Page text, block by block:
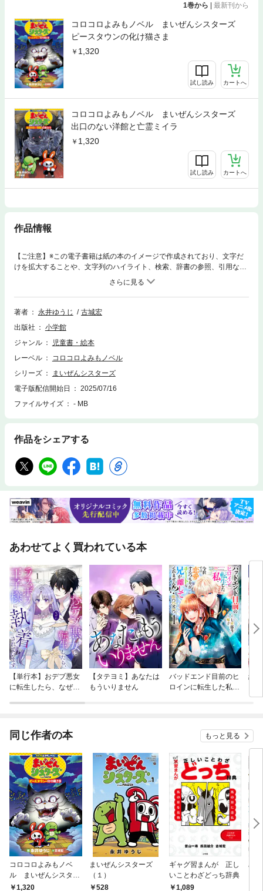
1巻から | 最新刊から
コロコロよみもノベル まいぜんシスターズ
ピースタウンの化け猫さま
1,320
試し読み カートへ
コロコロよみもノベル まいぜんシスターズ
出口のない洋館と亡霊ミイラ
1,320
試し読み カートへ
作品情報
【ご注意】※この電子書籍は紙の本のイメージで作成されており、文字だ
けを拡大することや、文字列のハイライト、検索、辞書の参照、引用など
の機能が使用できません。お手持ちの端末で立ち読みファイルをご確認い
ただくことをお勧めします。YouTube発の大人気コンビよみもの！よみも
のの楽しさ！小説（ノベル）の奥深さ！マンガの面白さ！全てを合わせ持
つコロコロコミック生まれの新よみものシリーズ「コロコロよみもノベ
を突破し、その人気は日本を飛び出し、世界中へ拡大中の「まいぜんシス
ターズ」。そんな大人気の2人が「なんでも屋」をやっている街「ピース
回の依頼内容は「子どもの魂が抜かれる事件」。調査をしてみると、事件
には、ナゾの大きな女の人が係わっているらしい？2人は力を合わせてピ
を交えて、ミステリーのドキドキ要素も楽しめる１冊です。全ページに挿
絵がついてわかりやすく、漢字には全てふりがな付きなので、ひとりでも
含まれます。※電子書籍なので、本文中に書き込むことはできません。必
要に応じてメモ用紙などをご用意ください。（底本 2025年7月発売作
品）
著者 永井ゆうじ
古城宏
出版社
小学館
ジャンル
児童書・絵本
レーベル
コロコロよみもノベル
シリーズ
まいぜんシスターズ
電子版配信開始日
2025/07/16
ファイルサイズ
- MB
作品をシェアする
あわせてよく買われている本
【単行本】おデブ悪女
に転生したら、なぜか
【タテヨミ】あなたは
もういりません
バッドエンド目前のヒ
ロインに転生した私、
結
同じ作者の本 もっと見る
コロコロよみもノベ
ル まいぜんシスター
ズ ピースタウンの化
1,320
まいぜんシスターズ
（１）
528
ギャグ習まんが 正し
いことわざどっち辞典
1,089
み